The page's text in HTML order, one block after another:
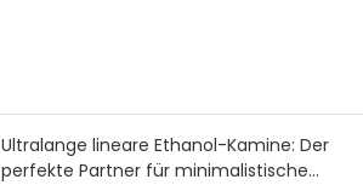
Ultralange lineare Ethanol-Kamine: Der
perfekte Partner für minimalistische